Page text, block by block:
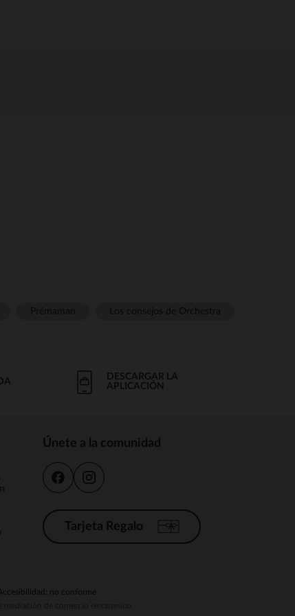
DESCARGAR LA
APLICACIÓN
Únete a la comunidad
Tarjeta Regalo
no conforme